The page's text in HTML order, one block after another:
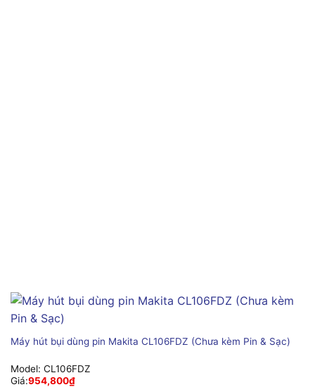
Máy hút bụi dùng pin Makita CL106FDZ (Chưa kèm Pin & Sạc)
Model: CL106FDZ
Giá:954,800₫